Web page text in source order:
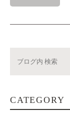
CATEGORY